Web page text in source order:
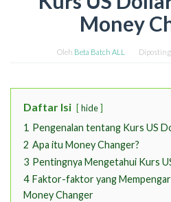
Money
Oleh Beta Batch ALL Diposting
Daftar Isi hide
1 Pengenalan tentang Kurs US
2 Apa itu Money Changer?
3 Pentingnya Mengetahui Kurs
4 Faktor-faktor yang
Money Changer